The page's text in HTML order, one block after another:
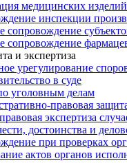
медицинских изделий
инспекции
сопровождение
сопровождение
и экспертиза
урегулирование
в суде
уголовным делам
правовая
экспертиза
достоинства и
при проверках
актов органов